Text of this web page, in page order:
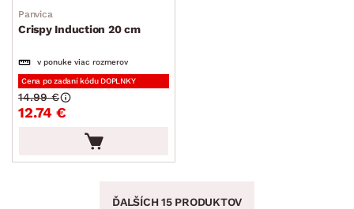
Panvica
Crispy Induction 20 cm
v ponuke viac rozmerov
Cena po zadaní kódu DOPLNKY
12.74 €
14.99 €
ĎALŠÍCH 15 PRODUKTOV